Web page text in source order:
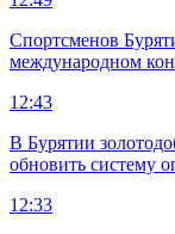
Спортсменов
международном
12:43
В Бурятии
обновить систему
12:33